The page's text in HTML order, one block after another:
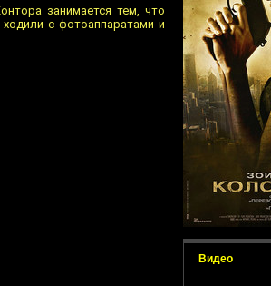
Видео
занимается тем, что
с фотоаппаратами и